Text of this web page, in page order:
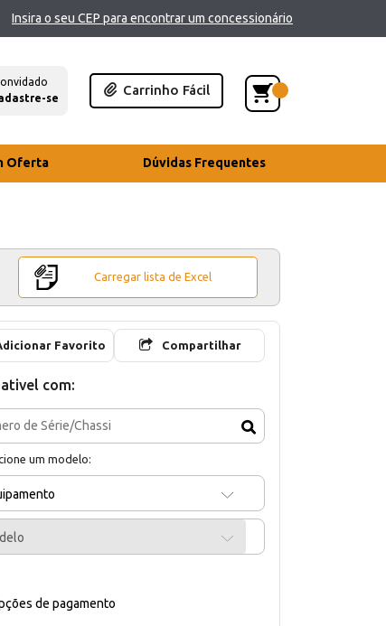
Insira o seu CEP para encontrar um concessionário
se
Carrinho Fácil
Oferta Dúvidas Frequentes
Carregar lista de Excel
Favorito Compartilhar
com:
um modelo:
de pagamento